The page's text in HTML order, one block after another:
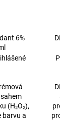
6%
(H₂O₂),
barvu a